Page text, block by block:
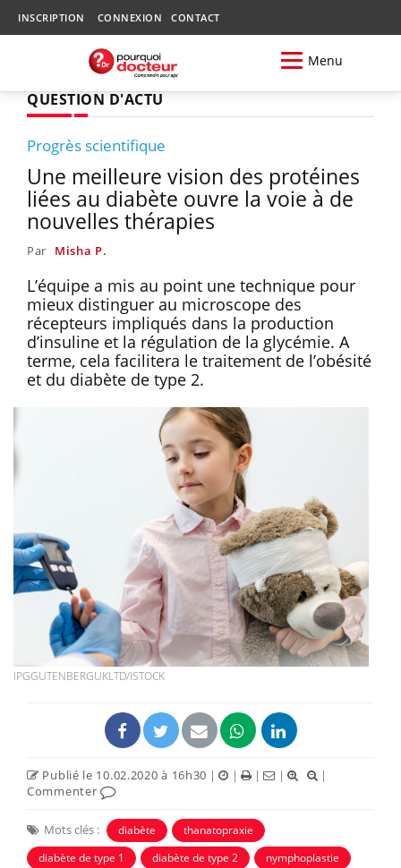
INSCRIPTION CONNEXION CONTACT
Menu
QUESTION D'ACTU
Progrès scientifique
Une meilleure vision des protéines
liées au diabète ouvre la voie à de
nouvelles thérapies
Par Misha P.
L’équipe a mis au point une technique pour
mieux distinguer au microscope des
récepteurs impliqués dans la production
d’insuline et la régulation de la glycémie. A
terme, cela facilitera le traitement de l’obésité
et du diabète de type 2.
IPGGUTENBERGUKLTD/ISTOCK
Publié le 10.02.2020 à 16h30 | | | |
|
Commenter
Mots clés : diabète
thanatopraxie
diabète de type 1
diabète de type 2
nymphoplastie